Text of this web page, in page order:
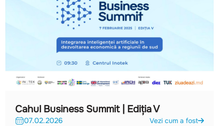
Cahul Business Summit | Ediția V
07.02.2026 Vezi cum a fost